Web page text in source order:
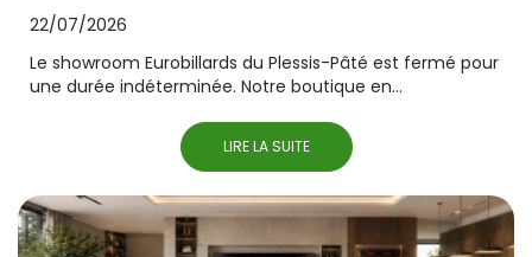
22/07/2026
Le showroom Eurobillards du Plessis-Pâté est fermé pour
une durée indéterminée. Notre boutique en...
LIRE LA SUITE